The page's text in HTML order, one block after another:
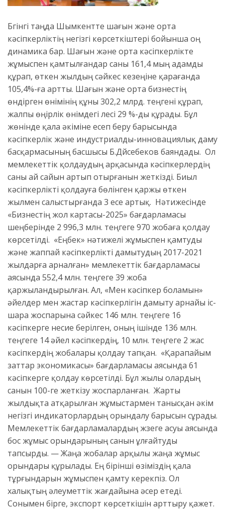
Бүгінгі таңда Шымкентте шағын және орта
кәсіпкерліктің негізгі көрсеткіштері бойынша оң
динамика бар. Шағын және орта кәсіпкерлікте
жұмыспен қамтылғандар саны 161,4 мың адамды
құрап, өткен жылдың сәйкес кезеңіне қарағанда
105,4%-ға артты. Шағын және орта бизнестің
өндірген өнімінің құны 302,2 млрд. теңгені құрап,
жалпы өңірлік өнімдегі үлесі 29 %-ды құрады. Бұл
жөнінде қала әкіміне есеп беру барысында
кәсіпкерлік және индустриалды-инновациялық даму
басқармасының басшысы Б.Дүйсебеков баяндады. Ол
мемлекеттік қолдаудың арқасында кәсіпкерлердің
саны ай сайын артып отырғанын жеткізді. Биыл
кәсіпкерлікті қолдауға бөлінген қаржы өткен
жылмен салыстырғанда 3 есе артық. Нәтижесінде
«Бизнестің жол картасы-2025» бағдарламасы
шеңберінде 2 996,3 млн. теңгеге 970 жобаға қолдау
көрсетілді. «Еңбек» нәтижелі жұмыспен қамтуды
және жаппай кәсіпкерлікті дамытудың 2017-2021
жылдарға арналған» мемлекеттік бағдарламасы
аясында 552,4 млн. теңгеге 39 жоба
қаржыландырылған. Ал, «Мен кәсіпкер боламын»
әйелдер мен жастар кәсіпкерлігін дамыту арнайы іс-
шара жоспарына сәйкес 146 млн. теңгеге 16
кәсіпкерге несие берілген, оның ішінде 136 млн.
теңгеге 14 әйел кәсіпкердің, 10 млн. теңгеге 2 жас
кәсіпкердің жобалары қолдау тапқан. «Қарапайым
заттар экономикасы» бағдарламасы аясында 61
кәсіпкерге қолдау көрсетілді. Бұл жылы олардың
санын 100-ге жеткізу жоспарланған. Жарты
жылдықта атқарылған жұмыстармен танысқан әкім
негізгі индикаторлардың орындалу барысын сұрады.
Мемлекеттік бағдарламалардың жүзеге асуы аясында
бос жұмыс орындарының санын ұлғайтуды
тапсырды. — Жаңа жобалар арқылы жаңа жұмыс
орындары құрылады. Ең бірінші өзіміздің қала
тұрғындарын жұмыспен қамту керекпіз. Ол
халықтың әлеуметтік жағдайына әсер етеді.
Сонымен бірге, экспорт көрсеткішін арттыру қажет.